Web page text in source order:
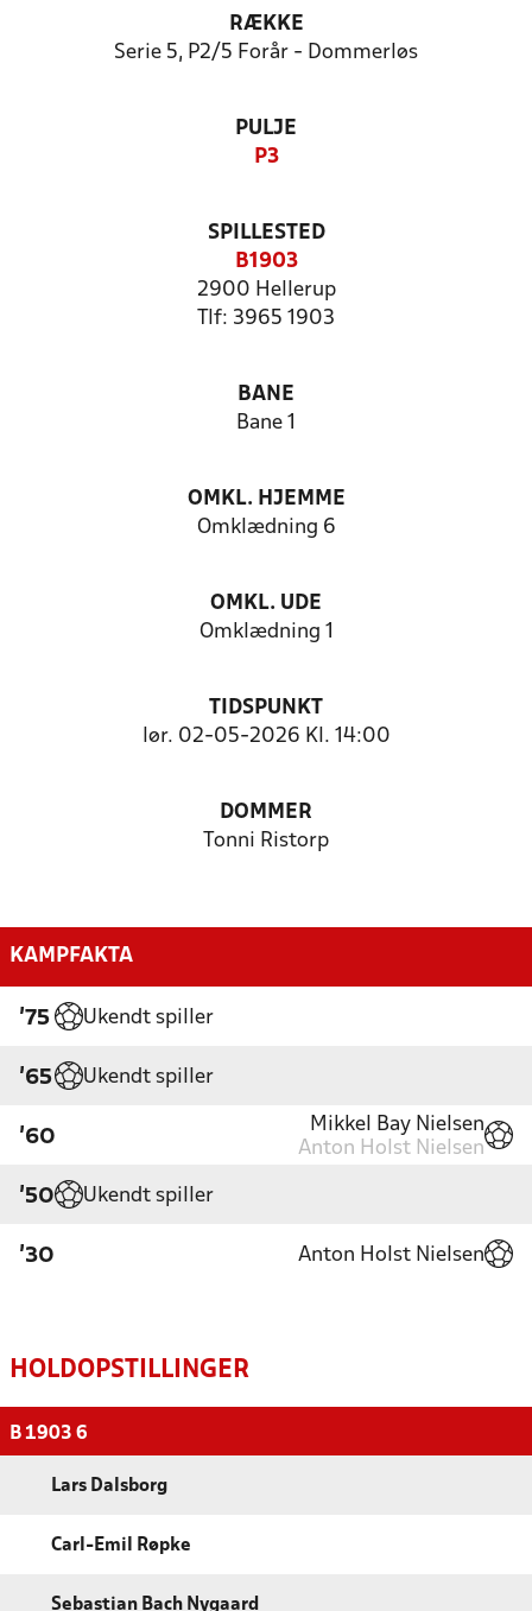
RÆKKE
Serie 5, P2/5 Forår - Dommerløs
PULJE
P3
SPILLESTED
B1903
2900 Hellerup
Tlf: 3965 1903
BANE
Bane 1
OMKL. HJEMME
Omklædning 6
OMKL. UDE
Omklædning 1
TIDSPUNKT
lør. 02-05-2026 Kl. 14:00
DOMMER
Tonni Ristorp
KAMPFAKTA
'75 Ukendt spiller
'65 Ukendt spiller
'60
Mikkel Bay Nielsen
Anton Holst Nielsen
'50 Ukendt spiller
'30 Anton Holst Nielsen
HOLDOPSTILLINGER
B 1903 6
Lars Dalsborg
Carl-Emil Røpke
Sebastian Bach Nygaard